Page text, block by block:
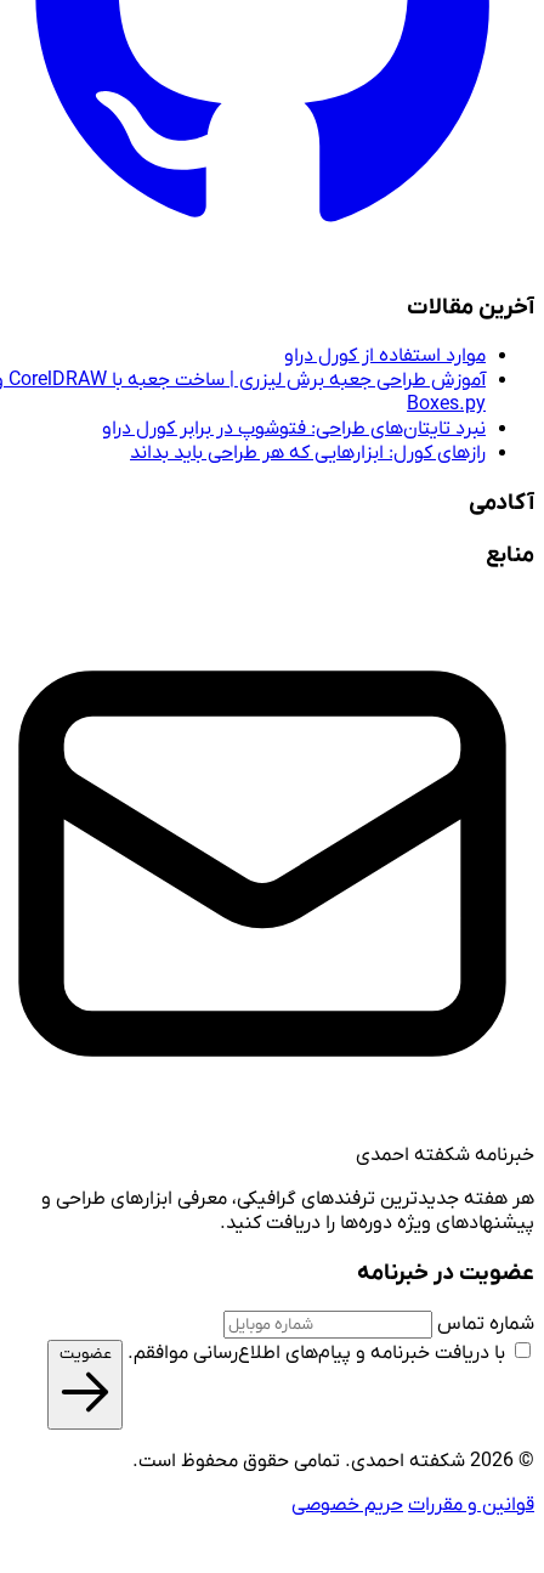
آخرین مقالات
موارد استفاده از کورل دراو
آموزش طراحی جعبه برش لیزری | ساخت جعبه با CorelDRAW و
Boxes.py
نبرد تایتان‌های طراحی: فتوشوپ در برابر کورل دراو
رازهای کورل: ابزارهایی که هر طراحی باید بداند
آکادمی
منابع
خبرنامه شکفته احمدی
هر هفته جدیدترین ترفندهای گرافیکی، معرفی ابزارهای طراحی و
پیشنهادهای ویژه دوره‌ها را دریافت کنید.
عضویت در خبرنامه
شماره تماس
با دریافت خبرنامه و پیام‌های اطلاع‌رسانی موافقم.
عضویت
© 2026 شکفته احمدی. تمامی حقوق محفوظ است.
قوانین و مقررات حریم خصوصی